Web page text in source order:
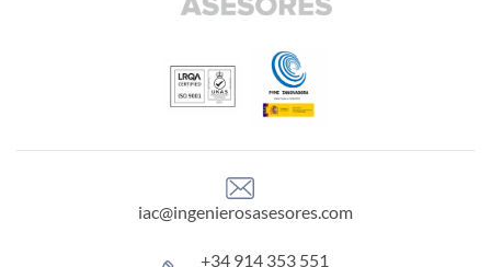
iac@ingenierosasesores.com
+34 914 353 551